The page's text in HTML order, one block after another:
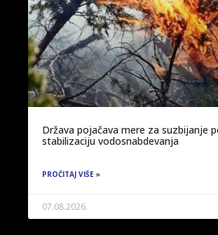
Država pojačava mere za suzbijanje
stabilizaciju vodosnabdevanja
PROČITAJ VIŠE »
07.08.2026.